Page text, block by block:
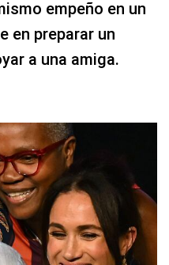
empeño en un
en preparar un
a una amiga.